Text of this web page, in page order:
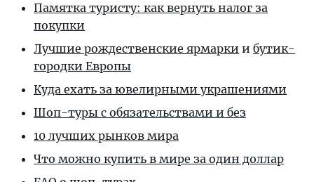
Памятка туристу: как вернуть налог за
покупки
Лучшие рождественские ярмарки и бутик-
городки Европы
Куда ехать за ювелирными украшениями
Шоп-туры с обязательствами и без
10 лучших рынков мира
Что можно купить в мире за один доллар